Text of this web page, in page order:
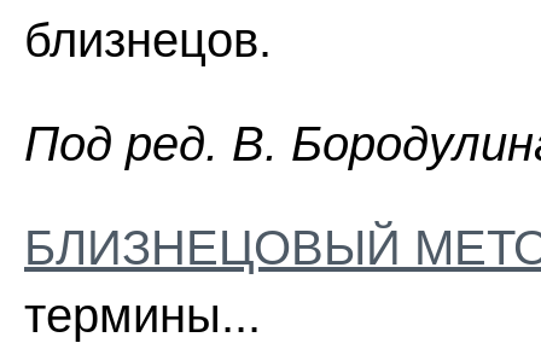
близнецов.
Пoд peд. B.
БЛИЗНЕЦОВЫЙ
термины...